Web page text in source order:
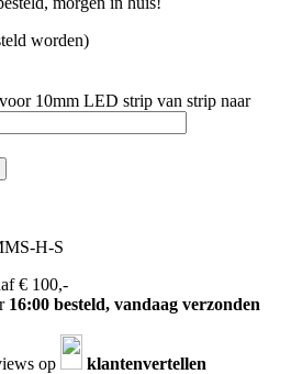
worden)
10mm LED strip van strip naar
H-S
€ 100,-
16:00 besteld, vandaag verzonden
op
klantenvertellen